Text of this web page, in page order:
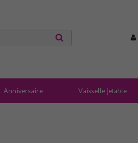
Anniversaire Vaisselle Jetable